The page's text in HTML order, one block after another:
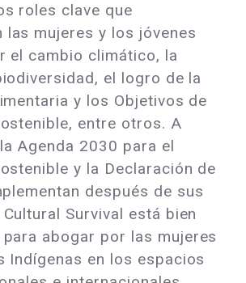
roles clave que
las mujeres y los jóvenes
el cambio climático, la
el logro de la
y los Objetivos de
entre otros. A
Agenda 2030 para el
y la Declaración de
después de sus
Survival está bien
abogar por las mujeres
Indígenas en los espacios